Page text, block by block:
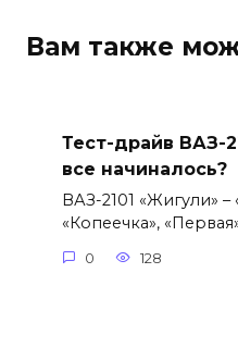
Вам также
Тест-драйв ВАЗ-
все начиналось?
ВАЗ-2101 «Жигули» –
«Копеечка»,
0 128